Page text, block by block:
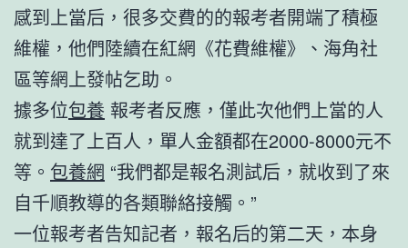
感到上當后，很多交費的的報考者開端了積極
維權，他們陸續在紅網《花費維權》、海角社
區等網上發帖乞助。
據多位包養 報考者反應，僅此次他們上當的人
就到達了上百人，單人金額都在2000-8000元不
等。 包養網 “我們都是報名測試后，就收到了來
自千順教導的各類聯絡接觸。”
一位報考者告知記者，報名后的第二天，本身